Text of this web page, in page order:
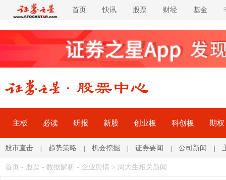
首页 快讯 股票 财经 基金
主板 必读 研报 新股 创业板 科创板 期权
股市直击 | 趋势策略 | 机会挖掘 | 证券要闻 | 公司新闻 |
首页 - 股票 - 数据解析 - 企业舆情 > 周大生相关新闻